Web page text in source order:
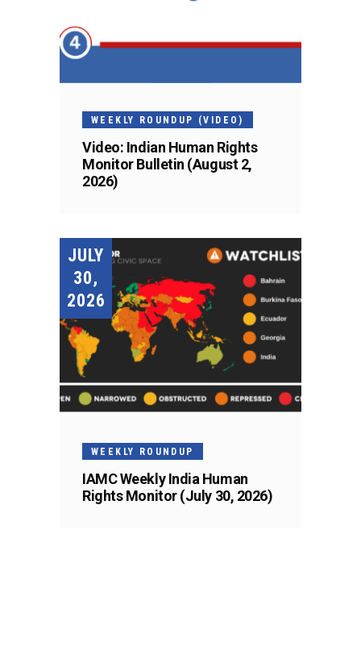
WEEKLY ROUNDUP (VIDEO)
Video: Indian Human Rights
Monitor Bulletin (August 2,
2026)
JULY
30,
2026
WEEKLY ROUNDUP
IAMC Weekly India Human
Rights Monitor (July 30, 2026)